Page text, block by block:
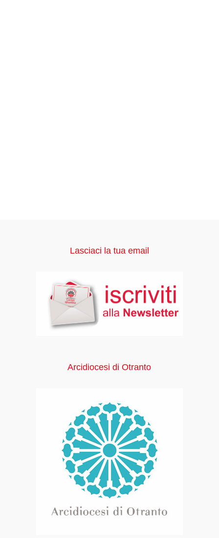
Lasciaci la tua email
Arcidiocesi di Otranto